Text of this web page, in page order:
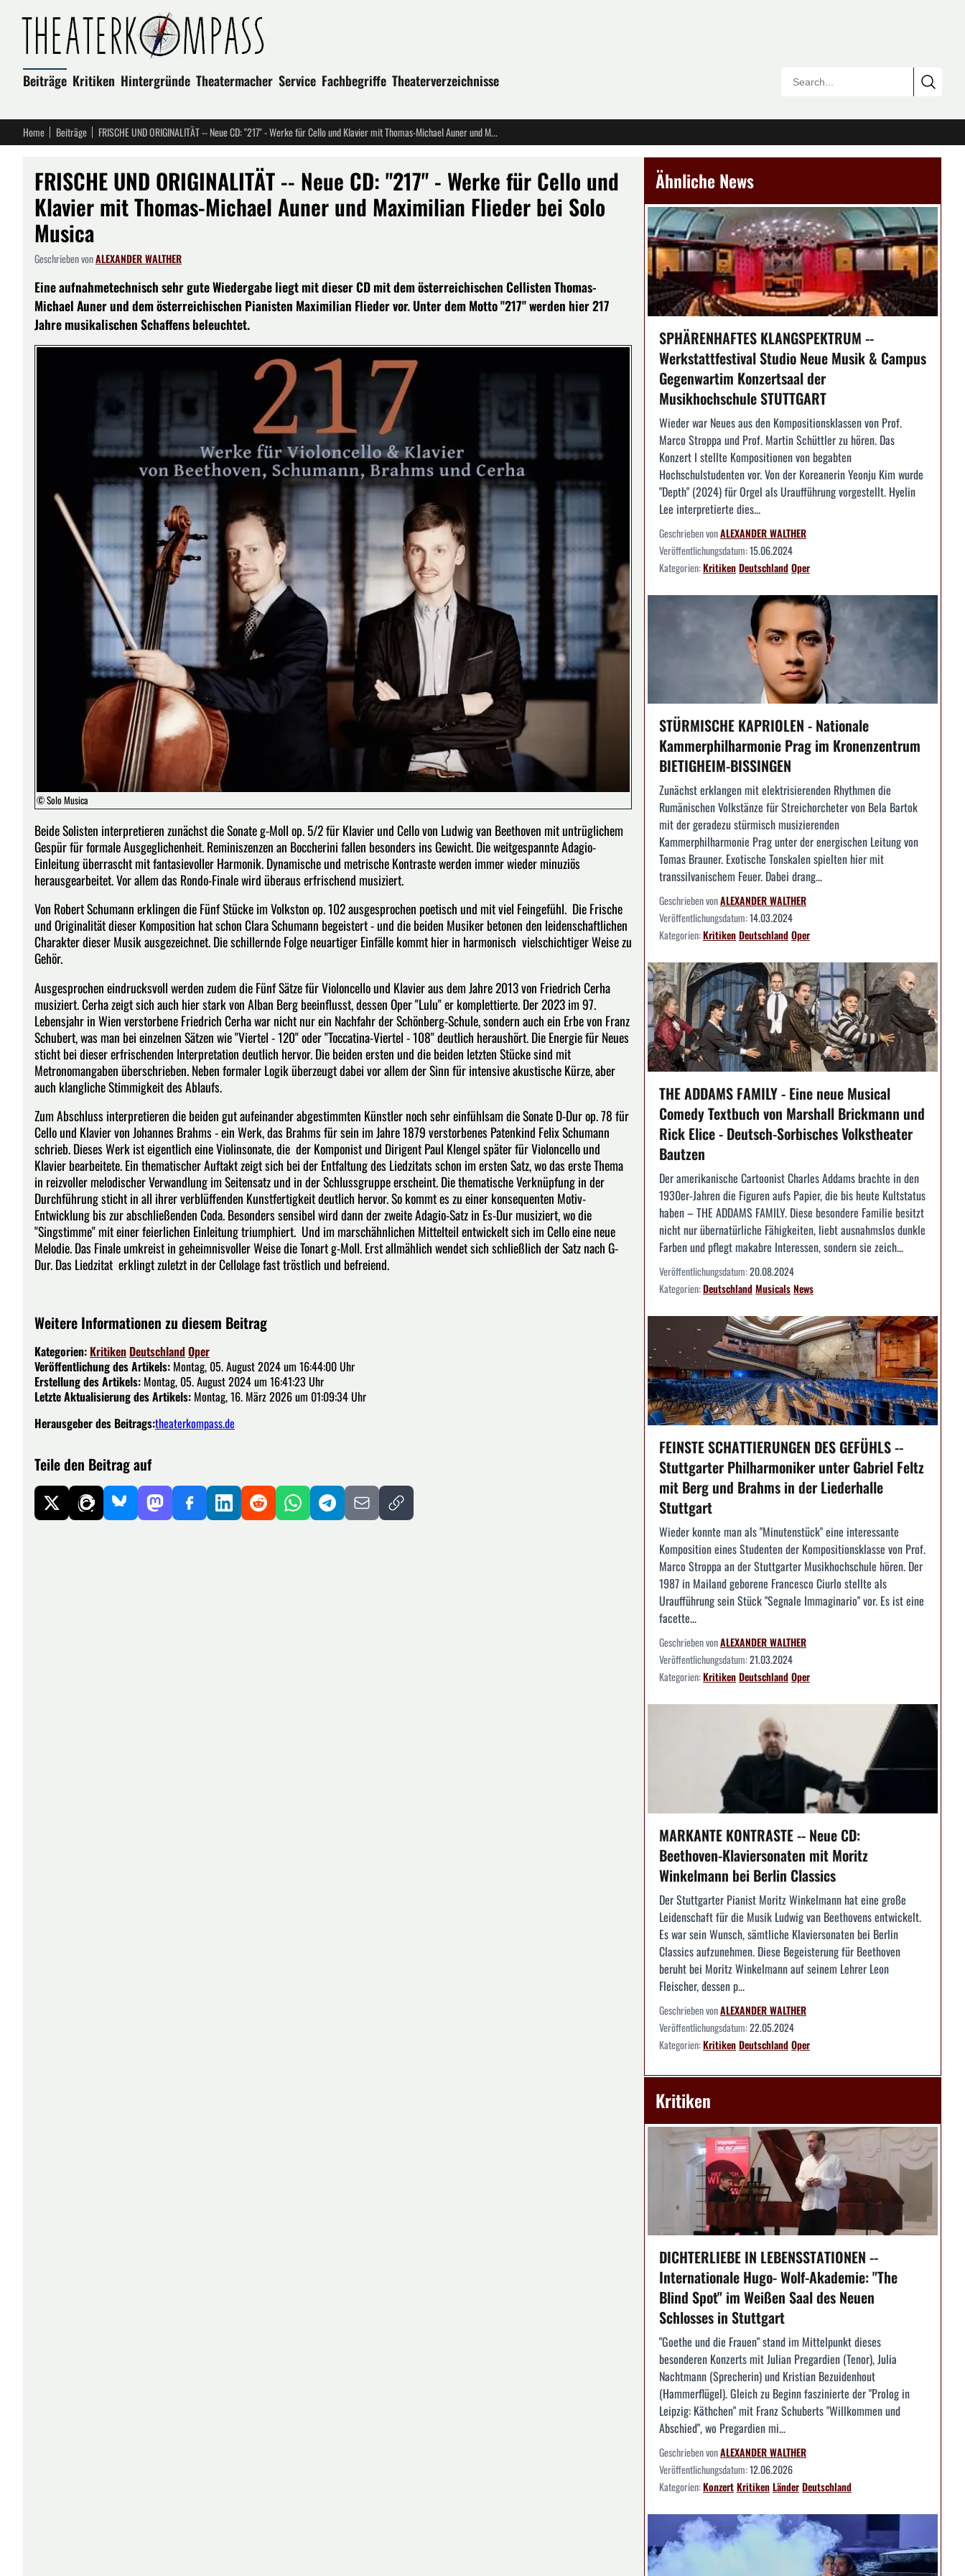
Beiträge Kritiken Hintergründe Theatermacher Service Fachbegriffe Theaterverzeichnisse
Home Beiträge FRISCHE UND ORIGINALITÄT -- Neue CD: "217" - Werke für Cello und Klavier mit Thomas-Michael Auner und Maximilian Flieder bei Solo Musica
FRISCHE UND ORIGINALITÄT -- Neue CD: "217" - Werke für Cello und
Klavier mit Thomas-Michael Auner und Maximilian Flieder bei Solo
Musica
Geschrieben vonALEXANDER WALTHER
Eine aufnahmetechnisch sehr gute Wiedergabe liegt mit dieser CD mit dem österreichischen Cellisten Thomas-
Michael Auner und dem österreichischen Pianisten Maximilian Flieder vor. Unter dem Motto "217" werden hier 217
Jahre musikalischen Schaffens beleuchtet.
© Solo Musica
Beide Solisten interpretieren zunächst die Sonate g-Moll op. 5/2 für Klavier und Cello von Ludwig van Beethoven mit untrüglichem
Gespür für formale Ausgeglichenheit. Reminiszenzen an Boccherini fallen besonders ins Gewicht. Die weitgespannte Adagio-
Einleitung überrascht mit fantasievoller Harmonik. Dynamische und metrische Kontraste werden immer wieder minuziös
herausgearbeitet. Vor allem das Rondo-Finale wird überaus erfrischend musiziert.
Von Robert Schumann erklingen die Fünf Stücke im Volkston op. 102 ausgesprochen poetisch und mit viel Feingefühl. Die Frische
und Originalität dieser Komposition hat schon Clara Schumann begeistert - und die beiden Musiker betonen den leidenschaftlichen
Charakter dieser Musik ausgezeichnet. Die schillernde Folge neuartiger Einfälle kommt hier in harmonisch vielschichtiger Weise zu
Gehör.
Ausgesprochen eindrucksvoll werden zudem die Fünf Sätze für Violoncello und Klavier aus dem Jahre 2013 von Friedrich Cerha
musiziert. Cerha zeigt sich auch hier stark von Alban Berg beeinflusst, dessen Oper "Lulu" er komplettierte. Der 2023 im 97.
Lebensjahr in Wien verstorbene Friedrich Cerha war nicht nur ein Nachfahr der Schönberg-Schule, sondern auch ein Erbe von Franz
Schubert, was man bei einzelnen Sätzen wie "Viertel - 120" oder "Toccatina-Viertel - 108" deutlich heraushört. Die Energie für Neues
sticht bei dieser erfrischenden Interpretation deutlich hervor. Die beiden ersten und die beiden letzten Stücke sind mit
Metronomangaben überschrieben. Neben formaler Logik überzeugt dabei vor allem der Sinn für intensive akustische Kürze, aber
auch klangliche Stimmigkeit des Ablaufs.
Zum Abschluss interpretieren die beiden gut aufeinander abgestimmten Künstler noch sehr einfühlsam die Sonate D-Dur op. 78 für
Cello und Klavier von Johannes Brahms - ein Werk, das Brahms für sein im Jahre 1879 verstorbenes Patenkind Felix Schumann
schrieb. Dieses Werk ist eigentlich eine Violinsonate, die der Komponist und Dirigent Paul Klengel später für Violoncello und
Klavier bearbeitete. Ein thematischer Auftakt zeigt sich bei der Entfaltung des Liedzitats schon im ersten Satz, wo das erste Thema
in reizvoller melodischer Verwandlung im Seitensatz und in der Schlussgruppe erscheint. Die thematische Verknüpfung in der
Durchführung sticht in all ihrer verblüffenden Kunstfertigkeit deutlich hervor. So kommt es zu einer konsequenten Motiv-
Entwicklung bis zur abschließenden Coda. Besonders sensibel wird dann der zweite Adagio-Satz in Es-Dur musiziert, wo die
"Singstimme" mit einer feierlichen Einleitung triumphiert. Und im marschähnlichen Mittelteil entwickelt sich im Cello eine neue
Melodie. Das Finale umkreist in geheimnisvoller Weise die Tonart g-Moll. Erst allmählich wendet sich schließlich der Satz nach G-
Dur. Das Liedzitat erklingt zuletzt in der Cellolage fast tröstlich und befreiend.
Weitere Informationen zu diesem Beitrag
Kategorien: Kritiken Deutschland Oper
Veröffentlichung des Artikels: Montag, 05. August 2024 um 16:44:00 Uhr
Erstellung des Artikels: Montag, 05. August 2024 um 16:41:23 Uhr
Letzte Aktualisierung des Artikels: Montag, 16. März 2026 um 01:09:34 Uhr
Herausgeber des Beitrags:theaterkompass.de
Teile den Beitrag auf
Ähnliche News
SPHÄRENHAFTES KLANGSPEKTRUM --
Werkstattfestival Studio Neue Musik & Campus
Gegenwartim Konzertsaal der
Musikhochschule STUTTGART
Wieder war Neues aus den Kompositionsklassen von Prof.
Marco Stroppa und Prof. Martin Schüttler zu hören. Das
Konzert I stellte Kompositionen von begabten
Hochschulstudenten vor. Von der Koreanerin Yeonju Kim wurde
"Depth" (2024) für Orgel als Uraufführung vorgestellt. Hyelin
Lee interpretierte dies...
Geschrieben vonALEXANDER WALTHER
Veröffentlichungsdatum:15.06.2024
Kategorien:KritikenDeutschlandOper
STÜRMISCHE KAPRIOLEN - Nationale
Kammerphilharmonie Prag im Kronenzentrum
BIETIGHEIM-BISSINGEN
Zunächst erklangen mit elektrisierenden Rhythmen die
Rumänischen Volkstänze für Streichorcheter von Bela Bartok
mit der geradezu stürmisch musizierenden
Kammerphilharmonie Prag unter der energischen Leitung von
Tomas Brauner. Exotische Tonskalen spielten hier mit
transsilvanischem Feuer. Dabei drang...
Geschrieben vonALEXANDER WALTHER
Veröffentlichungsdatum:14.03.2024
Kategorien:KritikenDeutschlandOper
THE ADDAMS FAMILY - Eine neue Musical
Comedy Textbuch von Marshall Brickmann und
Rick Elice - Deutsch-Sorbisches Volkstheater
Bautzen
Der amerikanische Cartoonist Charles Addams brachte in den
1930er-Jahren die Figuren aufs Papier, die bis heute Kultstatus
haben – THE ADDAMS FAMILY. Diese besondere Familie besitzt
nicht nur übernatürliche Fähigkeiten, liebt ausnahmslos dunkle
Farben und pflegt makabre Interessen, sondern sie zeich...
Veröffentlichungsdatum:20.08.2024
Kategorien:DeutschlandMusicalsNews
FEINSTE SCHATTIERUNGEN DES GEFÜHLS --
Stuttgarter Philharmoniker unter Gabriel Feltz
mit Berg und Brahms in der Liederhalle
Stuttgart
Wieder konnte man als "Minutenstück" eine interessante
Komposition eines Studenten der Kompositionsklasse von Prof.
Marco Stroppa an der Stuttgarter Musikhochschule hören. Der
1987 in Mailand geborene Francesco Ciurlo stellte als
Uraufführung sein Stück "Segnale Immaginario" vor. Es ist eine
facette...
Geschrieben vonALEXANDER WALTHER
Veröffentlichungsdatum:21.03.2024
Kategorien:KritikenDeutschlandOper
MARKANTE KONTRASTE -- Neue CD:
Beethoven-Klaviersonaten mit Moritz
Winkelmann bei Berlin Classics
Der Stuttgarter Pianist Moritz Winkelmann hat eine große
Leidenschaft für die Musik Ludwig van Beethovens entwickelt.
Es war sein Wunsch, sämtliche Klaviersonaten bei Berlin
Classics aufzunehmen. Diese Begeisterung für Beethoven
beruht bei Moritz Winkelmann auf seinem Lehrer Leon
Fleischer, dessen p...
Geschrieben vonALEXANDER WALTHER
Veröffentlichungsdatum:22.05.2024
Kategorien:KritikenDeutschlandOper
Kritiken
DICHTERLIEBE IN LEBENSSTATIONEN --
Internationale Hugo- Wolf-Akademie: "The
Blind Spot" im Weißen Saal des Neuen
Schlosses in Stuttgart
"Goethe und die Frauen" stand im Mittelpunkt dieses
besonderen Konzerts mit Julian Pregardien (Tenor), Julia
Nachtmann (Sprecherin) und Kristian Bezuidenhout
(Hammerflügel). Gleich zu Beginn faszinierte der "Prolog in
Leipzig: Käthchen" mit Franz Schuberts "Willkommen und
Abschied", wo Pregardien mi...
Geschrieben vonALEXANDER WALTHER
Veröffentlichungsdatum:12.06.2026
Kategorien:KonzertKritikenLänderDeutschland